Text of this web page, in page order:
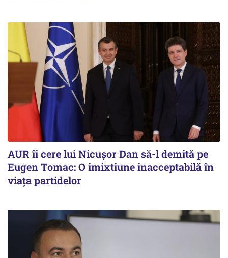
AUR îi cere lui Nicușor Dan să-l demită pe
Eugen Tomac: O imixtiune inacceptabilă în
viața partidelor